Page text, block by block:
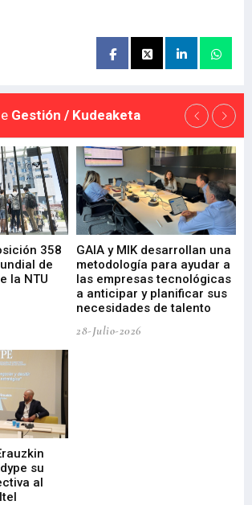
Gestión / Kudeaketa
358
de
la NTU
GAIA y MIK desarrollan una
metodología para ayudar a
las empresas tecnológicas
a anticipar y planificar sus
necesidades de talento
28-Julio-2026
su
al